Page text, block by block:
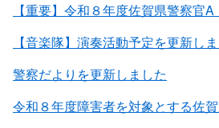
【重要】令和８年度佐賀県警察
【音楽隊】演奏活動予定を更新し
警察だよりを更新しました
令和８年度障害者を対象とする佐